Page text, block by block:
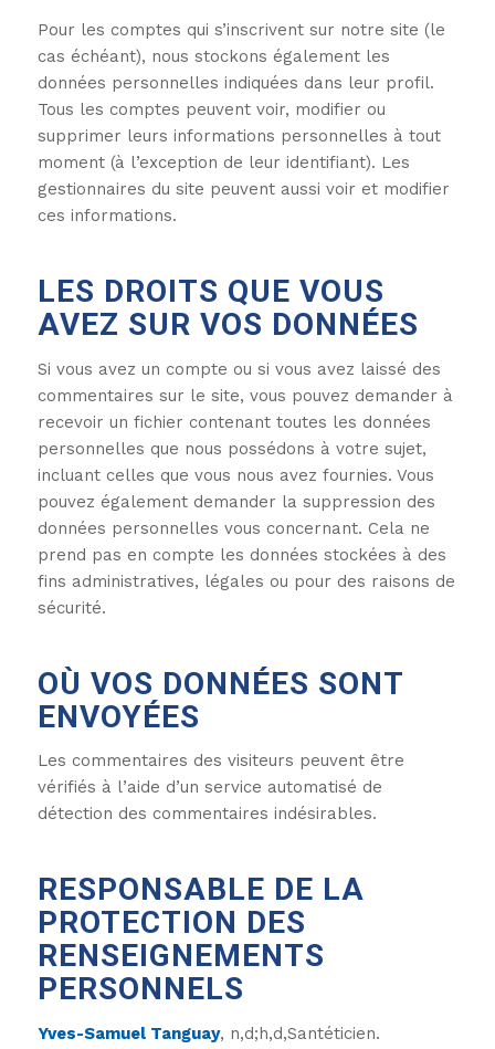
Pour les comptes qui s’inscrivent sur notre site (le
cas échéant), nous stockons également les
données personnelles indiquées dans leur profil.
Tous les comptes peuvent voir, modifier ou
supprimer leurs informations personnelles à tout
moment (à l’exception de leur identifiant). Les
gestionnaires du site peuvent aussi voir et modifier
ces informations.
LES DROITS QUE VOUS
AVEZ SUR VOS DONNÉES
Si vous avez un compte ou si vous avez laissé des
commentaires sur le site, vous pouvez demander à
recevoir un fichier contenant toutes les données
personnelles que nous possédons à votre sujet,
incluant celles que vous nous avez fournies. Vous
pouvez également demander la suppression des
données personnelles vous concernant. Cela ne
prend pas en compte les données stockées à des
fins administratives, légales ou pour des raisons de
sécurité.
OÙ VOS DONNÉES SONT
ENVOYÉES
Les commentaires des visiteurs peuvent être
vérifiés à l’aide d’un service automatisé de
détection des commentaires indésirables.
RESPONSABLE DE LA
PROTECTION DES
RENSEIGNEMENTS
PERSONNELS
Yves-Samuel Tanguay, n,d;h,d,Santéticien.